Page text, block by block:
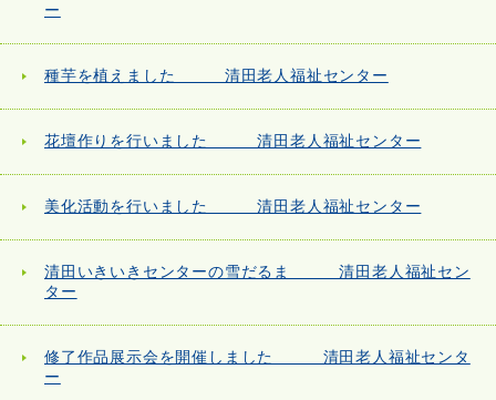
ー
種芋を植えました 清田老人福祉センター
花壇作りを行いました 清田老人福祉センター
美化活動を行いました 清田老人福祉センター
清田いきいきセンターの雪だるま 清田老人福祉セン
ター
修了作品展示会を開催しました 清田老人福祉センタ
ー